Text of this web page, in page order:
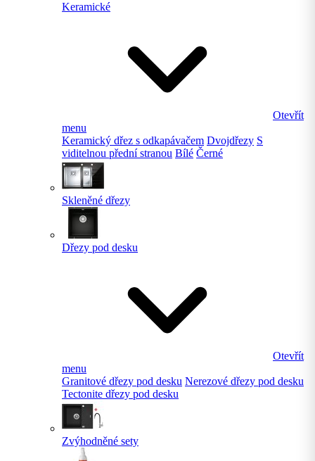
Keramické
Otevřít
menu
Keramický dřez s odkapávačem Dvojdřezy S
viditelnou přední stranou Bílé Černé
Skleněné dřezy
Dřezy pod desku
Otevřít
menu
Granitové dřezy pod desku Nerezové dřezy pod desku
Tectonite dřezy pod desku
Zvýhodněné sety